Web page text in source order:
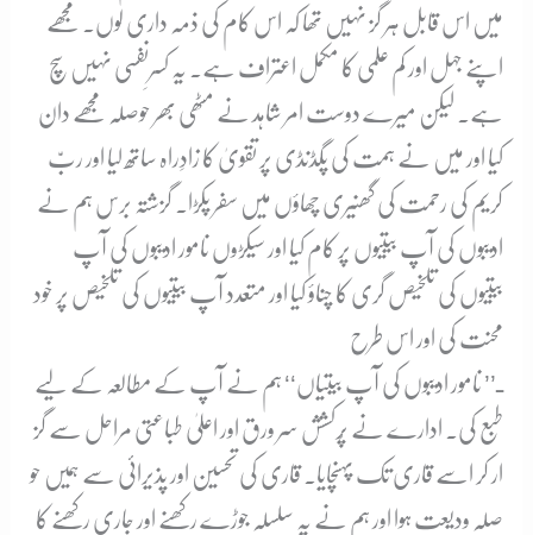
میں اس قابل ہر گز نہیں تھا کہ اس کام کی ذمہ داری لوں۔ مجھے
اپنے جہل اور کم علمی کا مکمل اعتراف ہے۔ یہ کسرِنفسی نہیں سچ
ہے۔ لیکن میرے دوست امر شاہد نے مٹھی بھر حوصلہ مجھے دان
کیا اور میں نے ہمت کی پگڈنڈی پر تقویٰ کا زادِراہ ساتھ لیا اور ربّ
کریم کی رحمت کی گھنیری چھاؤں میں سفر پکڑا۔ گزشتہ برس ہم نے
ادیبوں کی آپ بیتیوں پر کام کیا اور سیکڑوں نامور ادیبوں کی آپ
بیتیوں کی تلخیص گری کا چناؤ کیا اور متعدد آپ بیتیوں کی تلخیص پر خود
محنت کی اور اس طرح
ـ’’ نامور ادیبوں کی آپ بیتیاں‘‘ ہم نے آپ کے مطالعہ کے لیے
طبع کی۔ ادارے نے پُرکشش سر ورق اور اعلیٰ طباعتی مراحل سے گز
ار کر اسے قاری تک پہنچایا۔ قاری کی تحسین اور پذیرائی سے ہمیں حو
صلہ ودیعت ہوا اور ہم نے یہ سلسلہ جوڑے رکھنے اور جاری رکھنے کا